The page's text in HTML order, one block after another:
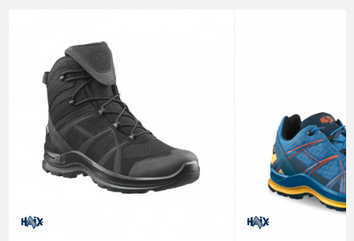
NIVO ZAŠTITE OBUĆE
Poruka